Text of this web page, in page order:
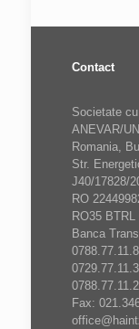
Contact
Societate
ANEVAR/
Romania,
Str.
J40/17828/
RO
RO35
Banca
Fax: